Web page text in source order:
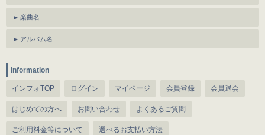
楽曲名
アルバム名
information
インフォTOP ログイン マイページ 会員登録 会員退会
はじめての方へ お問い合わせ よくあるご質問
ご利用料金等について 選べるお支払い方法